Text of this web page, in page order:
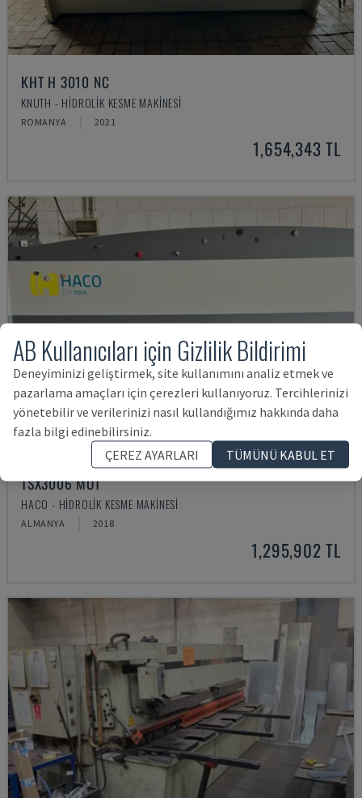
KHT H 3010 NC
KNUTH - HIDROLIK KESME MAKINESI
ROMANYA 2021
1,654,343 TL
TSX3006 MOT
HACO - HIDROLIK KESME MAKINESI
ALMANYA 2018
1,295,902 TL
AB Kullanıcıları için Gizlilik Bildirimi
Deneyiminizi geliştirmek, site kullanımını analiz etmek ve
pazarlama amaçları için çerezleri kullanıyoruz. Tercihlerinizi
yönetebilir ve verilerinizi nasıl kullandığımız hakkında daha
fazla bilgi edinebilirsiniz.
ÇEREZ AYARLARI
TÜMÜNÜ KABUL ET